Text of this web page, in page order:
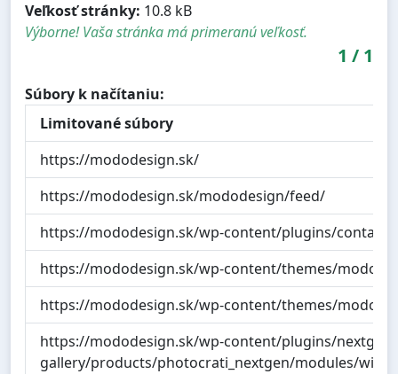
Veľkosť stránky: 10.8 kB
Výborne! Vaša stránka má primeranú veľkosť.
1 / 1
Súbory k načítaniu:
Limitované súbory
https://mododesign.sk/
https://mododesign.sk/mododesign/feed/
https://mododesign.sk/wp-content/plugins/contact-
https://mododesign.sk/wp-content/themes/modo/
https://mododesign.sk/wp-content/themes/modo/
https://mododesign.sk/wp-content/plugins/nextgen-
gallery/products/photocrati_nextgen/modules/